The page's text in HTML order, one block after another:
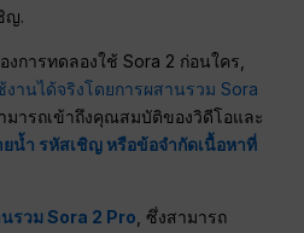
ญ.
การทดลองใช้ Sora 2 ก่อนใคร,
งานได้จริงโดยการผสานรวม Sora
มารถเข้าถึงคุณสมบัติของวิดีโอและ
น้ำ รหัสเชิญ หรือข้อจำกัดเนื้อหาที่
รวม Sora 2 Pro, ซึ่งสามารถ